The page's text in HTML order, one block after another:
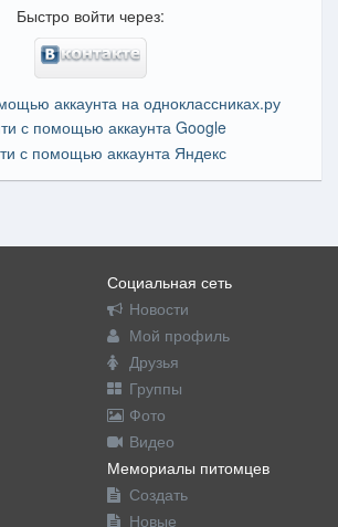
Быстро войти через:
Социальная сеть
Новости
Мой профиль
Друзья
Группы
Фото
Видео
Мемориалы питомцев
Создать
Новые